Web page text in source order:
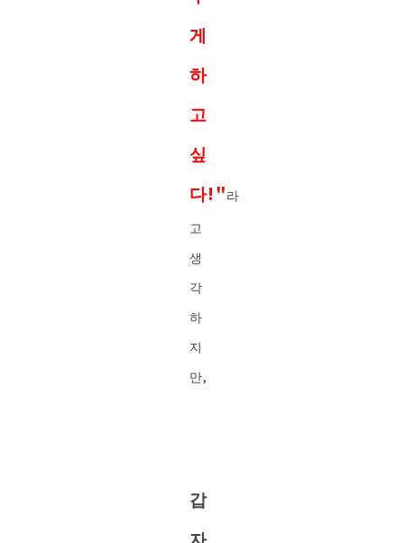
게
하
고
싶
다!"라
고
생
각
하
지
만,
갑
자